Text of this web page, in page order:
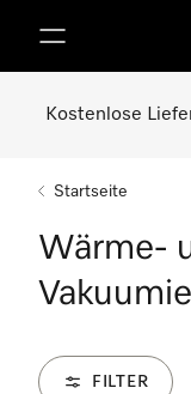
Kostenlose
Startseite
Wärme-
FILTER